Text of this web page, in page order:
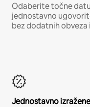
Odaberite točne
jednostavno
bez dodatnih
Jednostavno